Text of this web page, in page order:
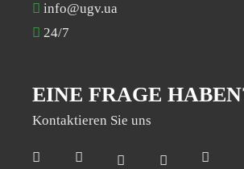
info@ugv.ua
24/7
EINE FRAGE
Kontaktieren Sie uns
Раз на місяць ми відправляємо